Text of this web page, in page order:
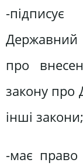
-
Державний
про
закону про
інші закони;
-має право